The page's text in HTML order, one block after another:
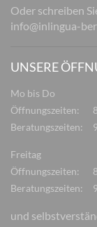
Oder schreiben
info@inlingua-
UNSERE
Mo bis Do
Öffnungszeiten:
Beratungszeiten:
Freitag
Öffnungszeiten:
Beratungszeiten:
und